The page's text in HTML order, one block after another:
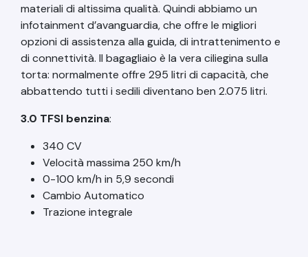
materiali di altissima qualità. Quindi abbiamo un
infotainment d’avanguardia, che offre le migliori
opzioni di assistenza alla guida, di intrattenimento e
di connettività. Il bagagliaio è la vera ciliegina sulla
torta: normalmente offre 295 litri di capacità, che
abbattendo tutti i sedili diventano ben 2.075 litri.
3.0 TFSI benzina:
340 CV
Velocità massima 250 km/h
0-100 km/h in 5,9 secondi
Cambio Automatico
Trazione integrale